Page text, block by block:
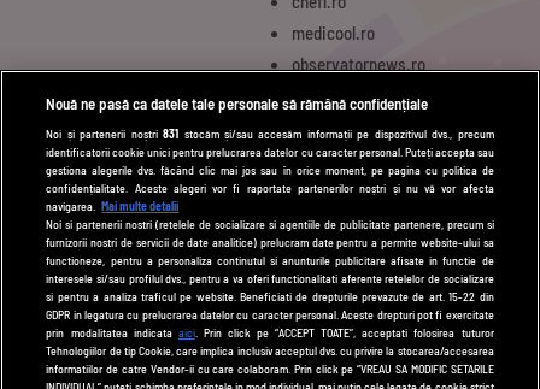
medicool.ro
observatornews.ro
spynews.ro
tvhappy.ro
useit.ro
zutv.ro
Trends AntenaPLAY
AntenaPLAY
UTILE
Cod deontologic
Nouă ne pasă ca datele tale personale să rămână confidențiale
Noi și partenerii noștri831 stocăm și/sau accesăm informații pe dispozitivul dvs., precum
identificatorii cookie unici pentru prelucrarea datelor cu caracter personal. Puteți accepta sau
gestiona alegerile dvs. făcând clic mai jos sau în orice moment, pe pagina cu politica de
confidențialitate. Aceste alegeri vor fi raportate partenerilor noștri și nu vă vor afecta
navigarea.
Mai multe detalii
Noi si partenerii nostri (retelele de socializare si agentiile de publicitate partenere, precum si
furnizorii nostri de servicii de date analitice) prelucram date pentru a permite website-ului sa
functioneze, pentru a personaliza continutul si anunturile publicitare afisate in functie de
interesele si/sau profilul dvs., pentru a va oferi functionalitati aferente retelelor de socializare
si pentru a analiza traficul pe website. Beneficiati de drepturile prevazute de art. 15-22 din
GDPR in legatura cu prelucrarea datelor cu caracter personal. Aceste drepturi pot fi exercitate
prin modalitatea indicata aici. Prin click pe “ACCEPT TOATE”, acceptati folosirea tuturor
Tehnologiilor de tip Cookie, care implica inclusiv acceptul dvs. cu privire la stocarea/accesarea
informatiilor de catre Vendor-ii cu care colaboram. Prin click pe “VREAU SA MODIFIC SETARILE